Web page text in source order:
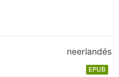
neerlandés
EPUB